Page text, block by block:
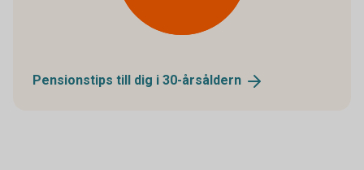
Pensionstips till dig i 30-årsåldern